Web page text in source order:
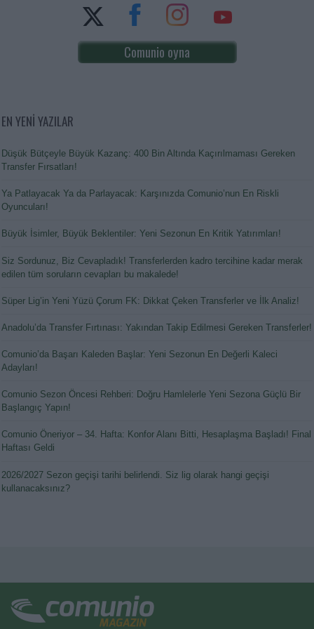
Comunio oyna
EN YENİ YAZILAR
Düşük Bütçeyle Büyük Kazanç: 400 Bin Altında Kaçırılmaması Gereken
Transfer Fırsatları!
Ya Patlayacak Ya da Parlayacak: Karşınızda Comunio’nun En Riskli
Oyuncuları!
Büyük İsimler, Büyük Beklentiler: Yeni Sezonun En Kritik Yatırımları!
Siz Sordunuz, Biz Cevapladık! Transferlerden kadro tercihine kadar merak
edilen tüm soruların cevapları bu makalede!
Süper Lig’in Yeni Yüzü Çorum FK: Dikkat Çeken Transferler ve İlk Analiz!
Anadolu’da Transfer Fırtınası: Yakından Takip Edilmesi Gereken Transferler!
Comunio’da Başarı Kaleden Başlar: Yeni Sezonun En Değerli Kaleci
Adayları!
Comunio Sezon Öncesi Rehberi: Doğru Hamlelerle Yeni Sezona Güçlü Bir
Başlangıç Yapın!
Comunio Öneriyor – 34. Hafta: Konfor Alanı Bitti, Hesaplaşma Başladı! Final
Haftası Geldi
2026/2027 Sezon geçişi tarihi belirlendi. Siz lig olarak hangi geçişi
kullanacaksınız?